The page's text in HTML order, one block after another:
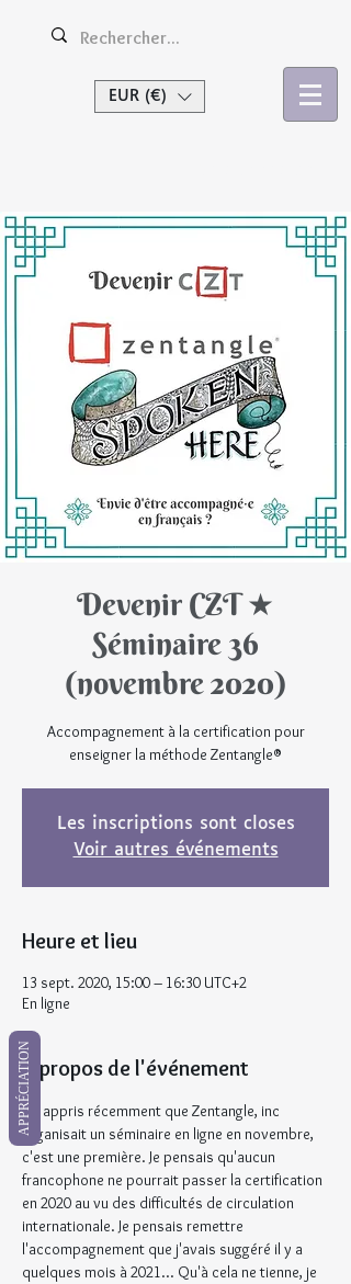
EUR (€)
Devenir CZT ★
Séminaire 36
(novembre 2020)
Accompagnement à la certification pour
enseigner la méthode Zentangle®
Les inscriptions sont closes
Voir autres événements
Heure et lieu
13 sept. 2020, 15:00 – 16:30 UTC+2
En ligne
À propos de l'événement
J'ai appris récemment que Zentangle, inc
organisait un séminaire en ligne en novembre,
c'est une première. Je pensais qu'aucun
francophone ne pourrait passer la certification
en 2020 au vu des difficultés de circulation
internationale. Je pensais remettre
l'accompagnement que j'avais suggéré il y a
quelques mois à 2021... Qu'à cela ne tienne, je
APPRÉCIATION